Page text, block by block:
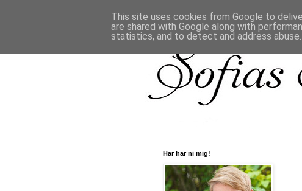
Här har ni mig!
This site uses cookies from Google to
are shared with Google along with
statistics, and to detect and address abuse.